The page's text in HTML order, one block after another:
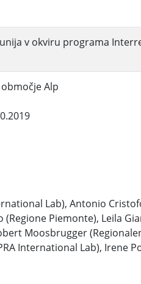
v okviru programa
Alp
Lab), Antonio
Piemonte), Leila
Moosbrugger
International Lab), Irene